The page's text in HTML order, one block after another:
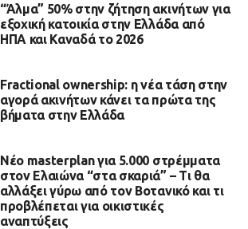
“Άλμα” 50% στην ζήτηση ακινήτων για
εξοχική κατοικία στην Ελλάδα από
ΗΠΑ και Καναδά το 2026
Fractional ownership: η νέα τάση στην
αγορά ακινήτων κάνει τα πρώτα της
βήματα στην Ελλάδα
Νέο masterplan για 5.000 στρέμματα
στον Ελαιώνα “στα σκαριά” – Τι θα
αλλάξει γύρω από τον Βοτανικό και τι
προβλέπεται για οικιστικές
αναπτύξεις